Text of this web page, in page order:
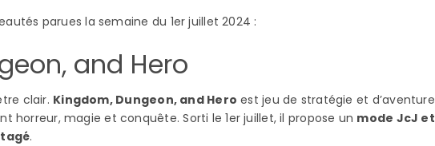
parues la semaine du 1er juillet 2024 :
and Hero
clair. Kingdom, Dungeon, and Hero est jeu de stratégie et d’aventure
horreur, magie et conquête. Sorti le 1er juillet, il propose un mode JcJ et
.